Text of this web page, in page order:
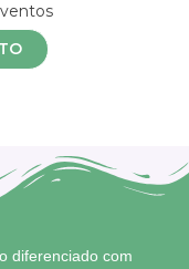
diferenciado com